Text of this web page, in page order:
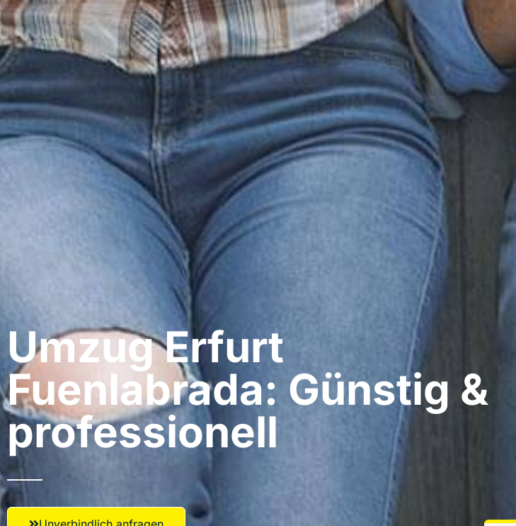
Umzug Erfurt​
Fuenlabrada: Günstig &
professionell​